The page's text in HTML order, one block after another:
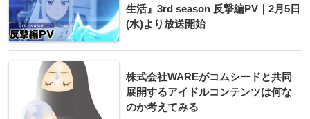
生活』3rd season 反撃編PV｜2月5日
(水)より放送開始
株式会社WAREがコムシードと共同
展開するアイドルコンテンツは何な
のか考えてみる